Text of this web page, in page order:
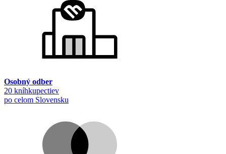
Osobný odber
20 kníhkupectiev
po celom Slovensku